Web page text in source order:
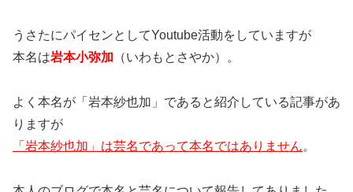
うさたにパイセンとしてYoutube活動をしていますが
本名は岩本小弥加 （いわもとさやか）。
よく本名が「岩本紗也加」であると紹介している記事があ
りますが
「岩本紗也加」は芸名であって本名ではありません。